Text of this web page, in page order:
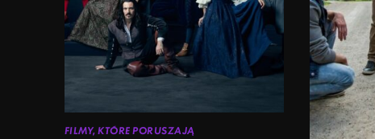
FILMY, KTÓRE PORUSZAJĄ